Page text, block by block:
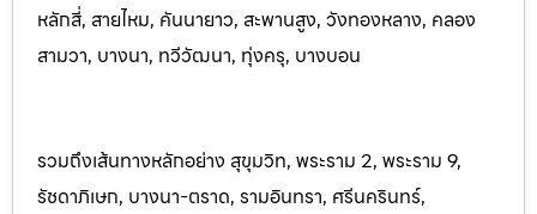
หลักสี่, สายไหม, คันนายาว, สะพานสูง, วังทองหลาง, คลอง
สามวา, บางนา, ทวีวัฒนา, ทุ่งครุ, บางบอน
รวมถึงเส้นทางหลักอย่าง สุขุมวิท, พระราม 2, พระราม 9,
รัชดาภิเษก, บางนา-ตราด, รามอินทรา, ศรีนครินทร์,